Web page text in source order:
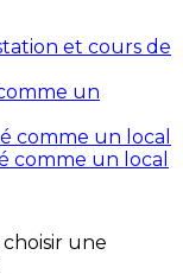
et cours de
un
comme un local
comme un local
une